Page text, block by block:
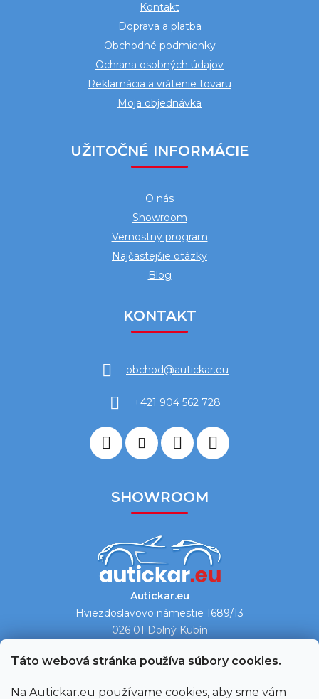
Táto webová stránka používa súbory cookies.
Na Autickar.eu používame cookies, aby sme vám
Kontakt
Doprava a platba
Obchodné podmienky
Ochrana osobných údajov
Reklamácia a vrátenie tovaru
Moja objednávka
UŽITOČNÉ INFORMÁCIE
O nás
Showroom
Vernostný program
Najčastejšie otázky
Blog
KONTAKT
obchod@autickar.eu
+421 904 562 728
SHOWROOM
Autickar.eu
Hviezdoslavovo námestie 1689/13
026 01 Dolný Kubín
Ukázať na mape →